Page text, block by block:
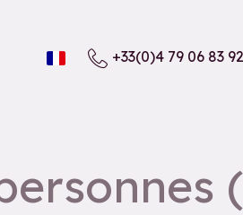
+33(0)4 79 06 83 92